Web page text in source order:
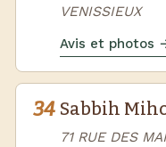
VENISSIEUX
Avis et photos
34 Sabbih
71 RUE DES